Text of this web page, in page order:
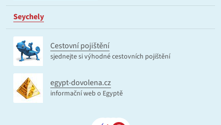
Seychely
Cestovní pojištění
sjednejte si výhodné cestovních pojištění
egypt-dovolena.cz
informační web o Egyptě